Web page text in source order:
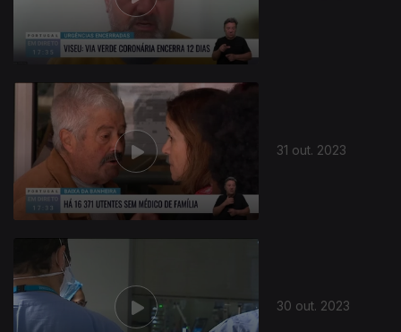
31 out. 2023
30 out. 2023